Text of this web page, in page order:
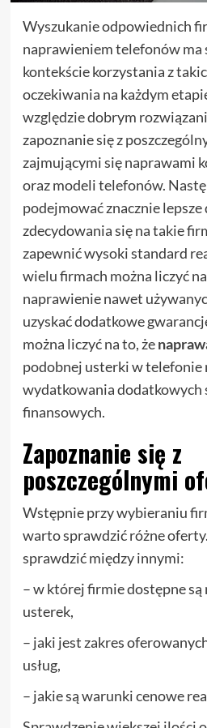
Wyszukanie odpowiednich
naprawieniem telefonów ma
kontekście korzystania z
oczekiwania na każdym
względzie dobrym
zapoznanie się z
zajmującymi się naprawami
oraz modeli telefonów.
podejmować znacznie
zdecydowania się na takie
zapewnić wysoki standard
wielu firmach można liczyć
naprawienie nawet
uzyskać dodatkowe
można liczyć na to, że
podobnej usterki w telefonie
wydatkowania dodatkowych
finansowych.
Zapoznanie się z
poszczególnymi
Wstępnie przy wybieraniu
warto sprawdzić różne
sprawdzić między innymi:
– w której firmie dostępne
usterek,
– jaki jest zakres
usług,
– jakie są warunki cenowe